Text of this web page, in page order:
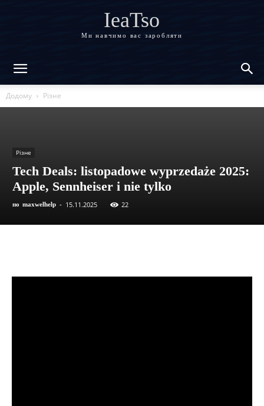
IeaTso
Ми навчимо вас заробляти
Додому Різне
Різне
Tech Deals: listopadowe wyprzedaże 2025:
Apple, Sennheiser i nie tylko
по maxwelhelp - 15.11.2025 22